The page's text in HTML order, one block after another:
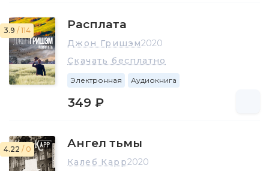
3.9 / 114 Расплата
Джон Гришэм2020
Скачать бесплатно
Электронная Аудиокнига
349 ₽
4.22 / 0 Ангел тьмы
Калеб Карр2020